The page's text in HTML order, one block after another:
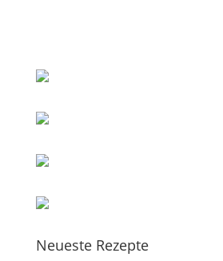
Neueste Rezepte